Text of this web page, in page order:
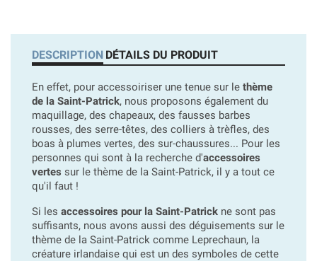
DESCRIPTION DÉTAILS DU PRODUIT
En effet, pour accessoiriser une tenue sur le thème
de la Saint-Patrick, nous proposons également du
maquillage, des chapeaux, des fausses barbes
rousses, des serre-têtes, des colliers à trèfles, des
boas à plumes vertes, des sur-chaussures... Pour les
personnes qui sont à la recherche d'accessoires
vertes sur le thème de la Saint-Patrick, il y a tout ce
qu'il faut !
Si les accessoires pour la Saint-Patrick ne sont pas
suffisants, nous avons aussi des déguisements sur le
thème de la Saint-Patrick comme Leprechaun, la
créature irlandaise qui est un des symboles de cette